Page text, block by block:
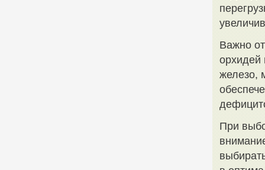
Важно
орхидей
железо,
При